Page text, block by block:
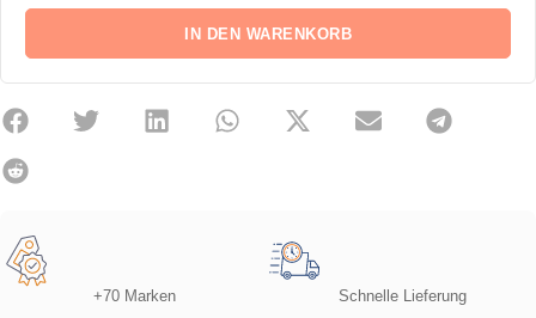
IN DEN WARENKORB
+70 Marken Schnelle Lieferung